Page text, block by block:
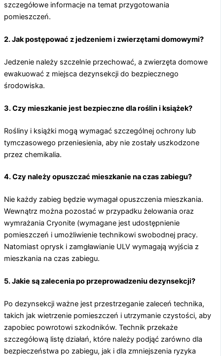
szczegółowe informacje na temat przygotowania
pomieszczeń.
2. Jak postępować z jedzeniem i zwierzętami domowymi?
Jedzenie należy szczelnie przechować, a zwierzęta domowe
ewakuować z miejsca dezynsekcji do bezpiecznego
środowiska.
3. Czy mieszkanie jest bezpieczne dla roślin i książek?
Rośliny i książki mogą wymagać szczególnej ochrony lub
tymczasowego przeniesienia, aby nie zostały uszkodzone
przez chemikalia.
4. Czy należy opuszczać mieszkanie na czas zabiegu?
Nie każdy zabieg będzie wymagał opuszczenia mieszkania.
Wewnątrz można pozostać w przypadku żelowania oraz
wymrażania Cryonite (wymagane jest udostępnienie
pomieszczeń i umożliwienie technikowi swobodnej pracy.
Natomiast oprysk i zamgławianie ULV wymagają wyjścia z
mieszkania na czas zabiegu.
5. Jakie są zalecenia po przeprowadzeniu dezynsekcji?
Po dezynsekcji ważne jest przestrzeganie zaleceń technika,
takich jak wietrzenie pomieszczeń i utrzymanie czystości, aby
zapobiec powrotowi szkodników. Technik przekaże
szczegółową listę działań, które należy podjąć zarówno dla
bezpieczeństwa po zabiegu, jak i dla zmniejszenia ryzyka